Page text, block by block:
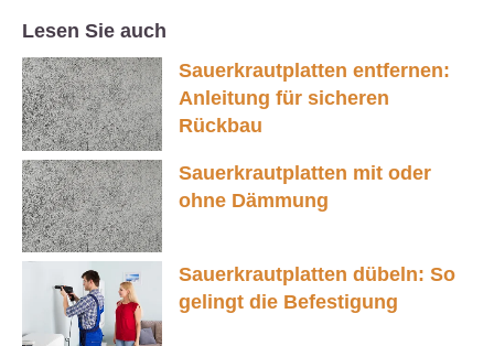
Lesen Sie auch
Sauerkrautplatten entfernen:
Anleitung für sicheren
Rückbau
Sauerkrautplatten mit oder
ohne Dämmung
Sauerkrautplatten dübeln: So
gelingt die Befestigung